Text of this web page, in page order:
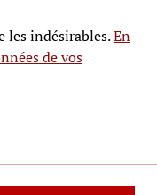
les indésirables.En
de vos